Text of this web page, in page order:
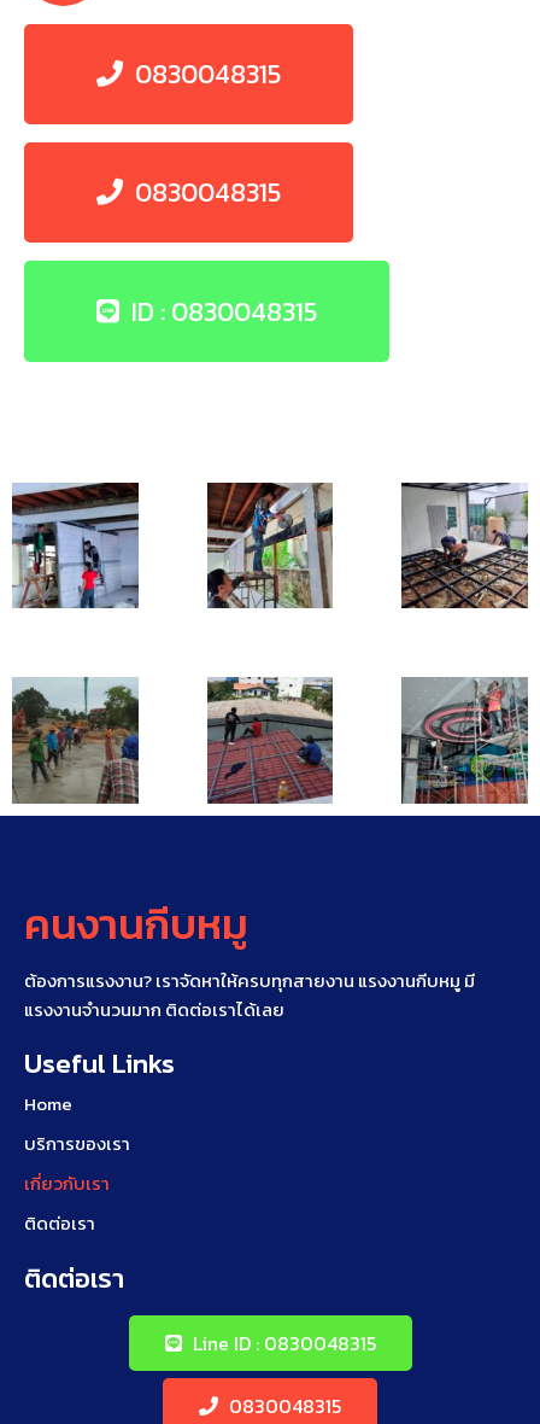
0830048315
0830048315
ID : 0830048315
คนงานกีบหมู
ต้องการแรงงาน? เราจัดหาให้ครบทุกสายงาน แรงงานกีบหมู มี
แรงงานจำนวนมาก ติดต่อเราได้เลย
Useful Links
Home
บริการของเรา
เกี่ยวกับเรา
ติดต่อเรา
ติดต่อเรา
Line ID : 0830048315
0830048315